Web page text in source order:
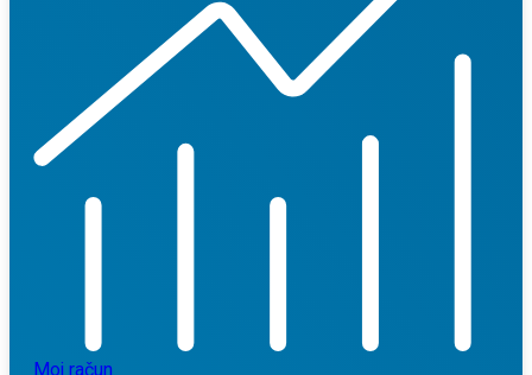
Moj račun